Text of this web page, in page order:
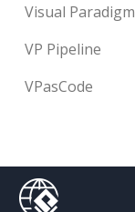
Visual Paradigm
VP Pipeline
VPasCode